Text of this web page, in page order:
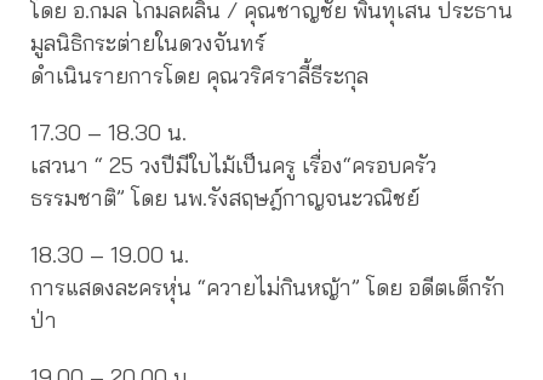
โดย อ.กมล โกมลผลิน / คุณชาญชัย พินทุเสน ประธาน
มูลนิธิกระต่ายในดวงจันทร์
ดำเนินรายการโดย คุณวริศราลี้ธีระกุล
17.30 – 18.30 น.
เสวนา “ 25 วงปีมีใบไม้เป็นครู เรื่อง“ครอบครัว
ธรรมชาติ” โดย นพ.รังสฤษฎ์กาญจนะวณิชย์
18.30 – 19.00 น.
การแสดงละครหุ่น “ควายไม่กินหญ้า” โดย อดีตเด็กรัก
ป่า